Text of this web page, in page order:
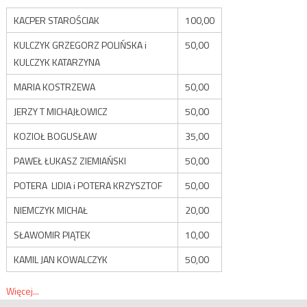
KACPER STAROŚCIAK
100,00
KULCZYK GRZEGORZ POLIŃSKA i
KULCZYK KATARZYNA
50,00
MARIA KOSTRZEWA
50,00
JERZY T MICHAJŁOWICZ
50,00
KOZIOŁ BOGUSŁAW
35,00
PAWEŁ ŁUKASZ ZIEMIAŃSKI
50,00
POTERA LIDIA i POTERA KRZYSZTOF
50,00
NIEMCZYK MICHAŁ
20,00
SŁAWOMIR PIĄTEK
10,00
KAMIL JAN KOWALCZYK
50,00
Więcej...